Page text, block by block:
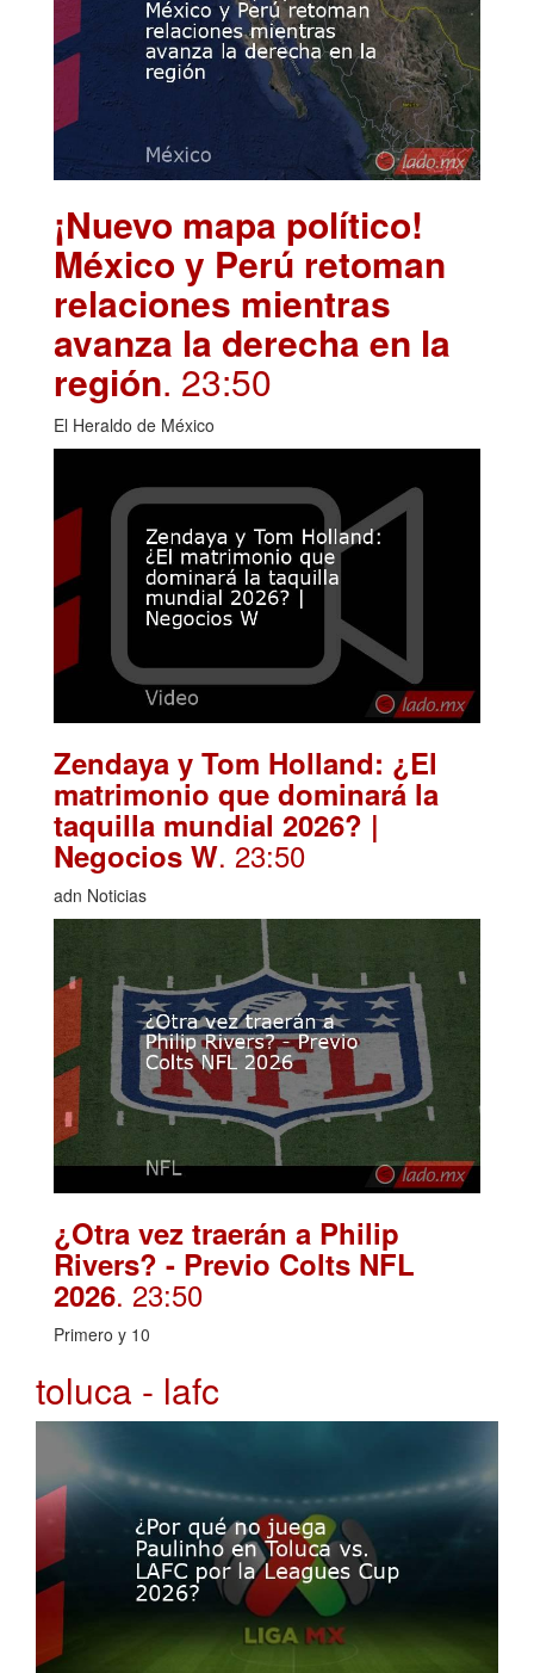
¡Nuevo mapa político!
México y Perú retoman
relaciones mientras
avanza la derecha en la
región. 23:50
El Heraldo de México
Zendaya y Tom Holland: ¿El
matrimonio que dominará la
taquilla mundial 2026? |
Negocios W. 23:50
adn Noticias
¿Otra vez traerán a Philip
Rivers? - Previo Colts NFL
2026. 23:50
Primero y 10
toluca - lafc